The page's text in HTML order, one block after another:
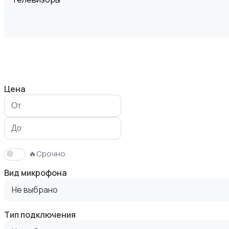
Акустика, колонки, сабвуферы
Домашние кинотеатры
Цена
🔥Срочно
Вид микрофона
Не выбрано
Тип подключения